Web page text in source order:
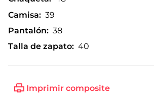
Camisa: 39
Pantalón: 38
Talla de zapato: 40
Imprimir composite